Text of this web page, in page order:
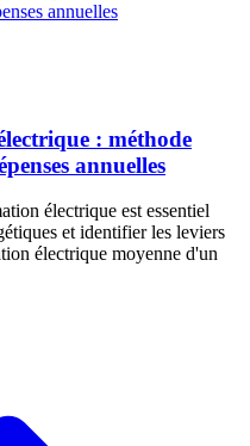
: méthode
annuelles
électrique est essentiel
et identifier les leviers
électrique moyenne d'un